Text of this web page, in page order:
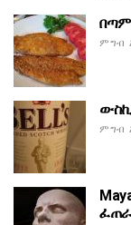
በጣም
ምግብ
ምግብ